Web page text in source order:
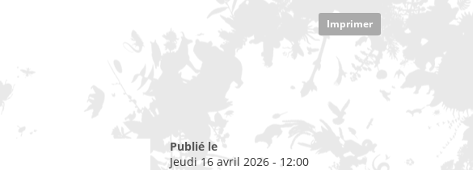
Imprimer
Publié le
Jeudi 16 avril 2026 - 12:00